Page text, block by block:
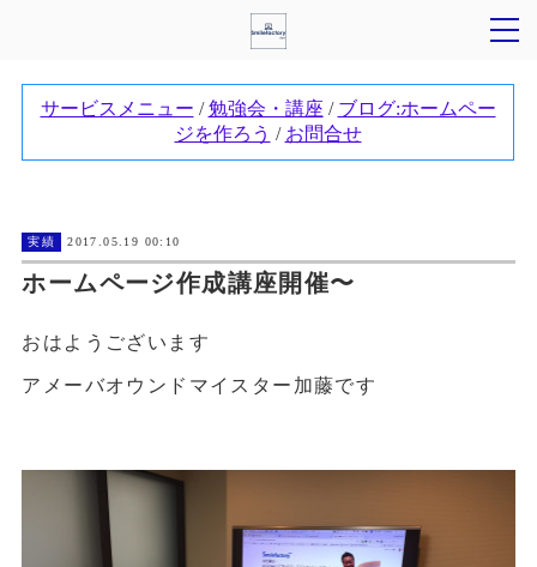
実績 2017.05.19 00:10
ホームページ作成講座開催〜
おはようございます
アメーバオウンドマイスター加藤です